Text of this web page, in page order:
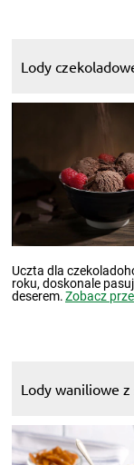
Lody
Uczta dla
roku, doskonale
deserem.Zobacz
Lody waniliowe